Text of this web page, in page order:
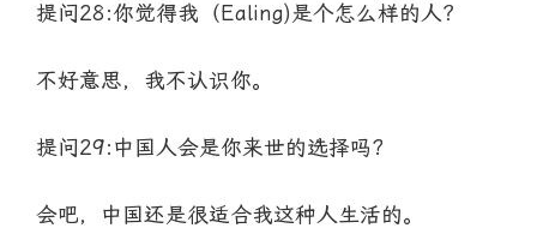
提问28:你觉得我（Ealing)是个怎么样的人？
不好意思，我不认识你。
提问29:中国人会是你来世的选择吗?
会吧，中国还是很适合我这种人生活的。